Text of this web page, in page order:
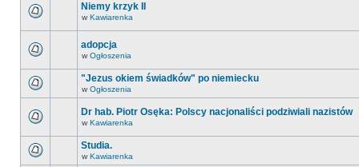
Niemy krzyk II
w Kawiarenka
adopcja
w Ogłoszenia
"Jezus okiem świadków" po niemiecku
w Ogłoszenia
Dr hab. Piotr Osęka: Polscy nacjonaliści podziwiali nazistów
w Kawiarenka
Studia.
w Kawiarenka